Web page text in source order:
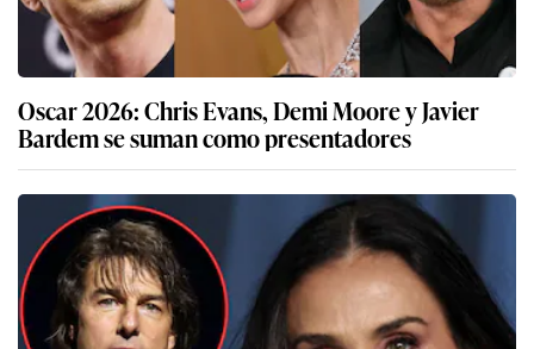
Oscar 2026: Chris Evans, Demi Moore y Javier
Bardem se suman como presentadores